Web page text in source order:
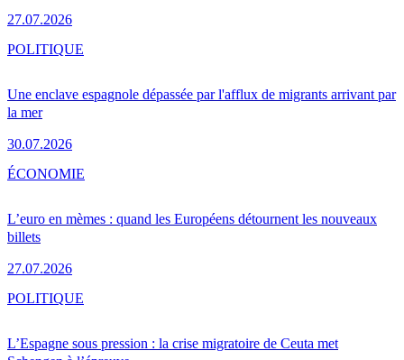
27.07.2026
Une enclave espagnole dépassée par l'afflux de migrants arrivant par
la mer
30.07.2026
POLITIQUE
L’euro en mèmes : quand les Européens détournent les nouveaux
billets
27.07.2026
ÉCONOMIE
L’Espagne sous pression : la crise migratoire de Ceuta met
POLITIQUE